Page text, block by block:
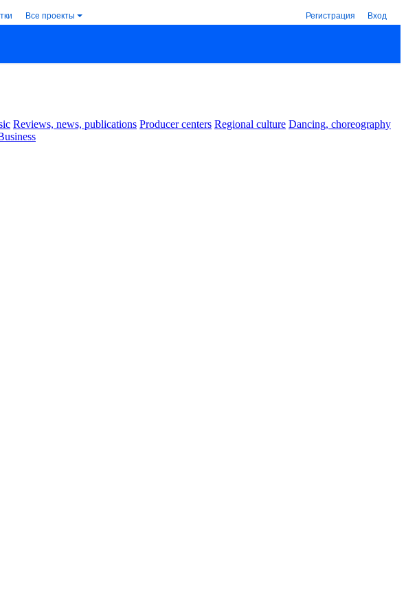
Все проекты Регистрация Вход
Reviews, news, publications Producer centers Regional culture Dancing, choreography